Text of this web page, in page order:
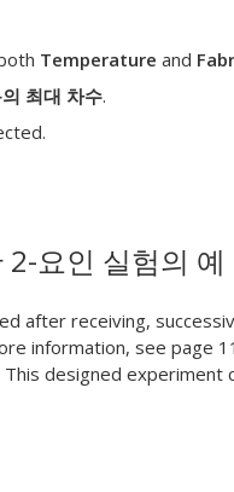
Temperature and
최대 차수.
요인 실험의 예
after receiving,
information, see page
designed experiment